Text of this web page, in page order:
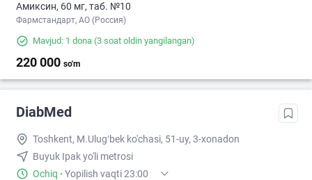
Амиксин, 60 мг, таб. №10
Фармстандарт, АО (Россия)
Mavjud: 1 dona (3 soat oldin yangilangan)
220 000 so'm
DiabMed
Toshkent, M.Ulugʻbek ko'chasi, 51-uy, 3-xonadon
Buyuk Ipak yo'li metrosi
Ochiq · Yopilish vaqti 23:00